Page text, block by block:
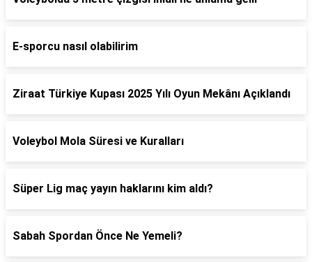
E-sporcu nasıl olabilirim
Ziraat Türkiye Kupası 2025 Yılı Oyun Mekânı Açıklandı
Voleybol Mola Süresi ve Kuralları
Süper Lig maç yayın haklarını kim aldı?
Sabah Spordan Önce Ne Yemeli?